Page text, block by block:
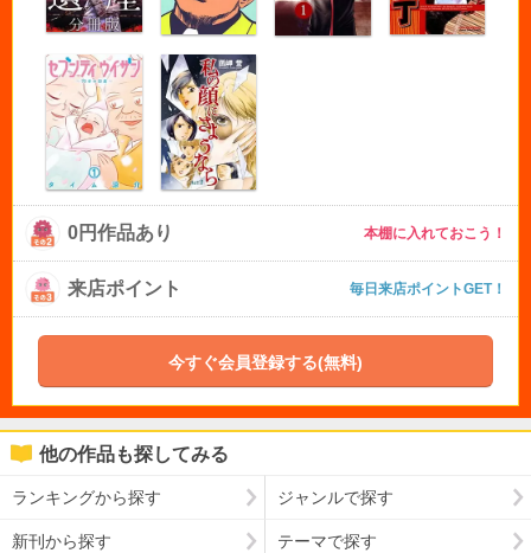
0円作品あり 本棚に入れておこう！
来店ポイント 毎日来店ポイントGET！
今すぐ会員登録する(無料)
他の作品も探してみる
ランキングから探す ジャンルで探す
新刊から探す テーマで探す